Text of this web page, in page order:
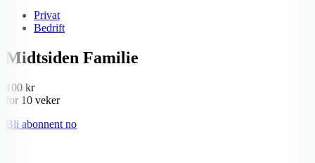
Privat
Bedrift
Midtsiden Familie
100 kr
for 10 veker
Bli abonnent no